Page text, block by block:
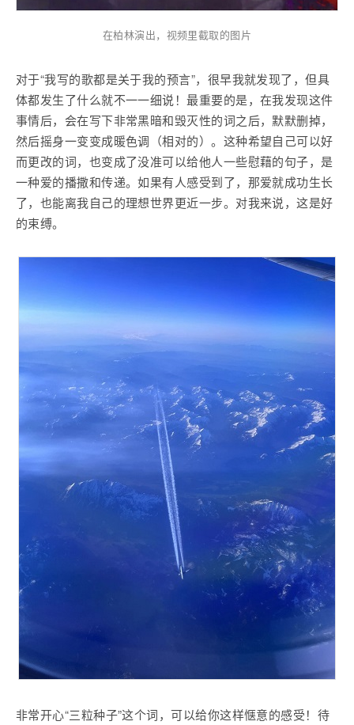
在柏林演出，视频里截取的图片
对于“我写的歌都是关于我的预言”，很早我就发现了，但具
体都发生了什么就不一一细说！最重要的是，在我发现这件
事情后，会在写下非常黑暗和毁灭性的词之后，默默删掉，
然后摇身一变变成暖色调（相对的）。这种希望自己可以好
而更改的词，也变成了没准可以给他人一些慰藉的句子，是
一种爱的播撒和传递。如果有人感受到了，那爱就成功生长
了，也能离我自己的理想世界更近一步。对我来说，这是好
的束缚。
非常开心“三粒种子”这个词，可以给你这样惬意的感受！待